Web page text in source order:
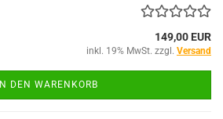
149,00 EUR
inkl. 19% MwSt. zzgl. Versand
IN DEN WARENKORB